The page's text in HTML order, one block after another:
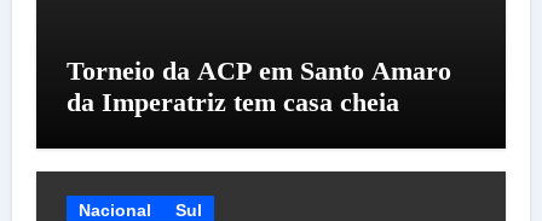
Torneio da ACP em Santo Amaro
da Imperatriz tem casa cheia
Nacional Sul